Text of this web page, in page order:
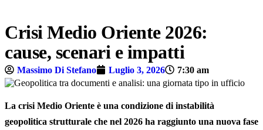
Crisi Medio Oriente 2026:
cause, scenari e impatti
Massimo Di Stefano Luglio 3, 2026 7:30 am
La crisi Medio Oriente è una condizione di instabilità
geopolitica strutturale che nel 2026 ha raggiunto una nuova fase